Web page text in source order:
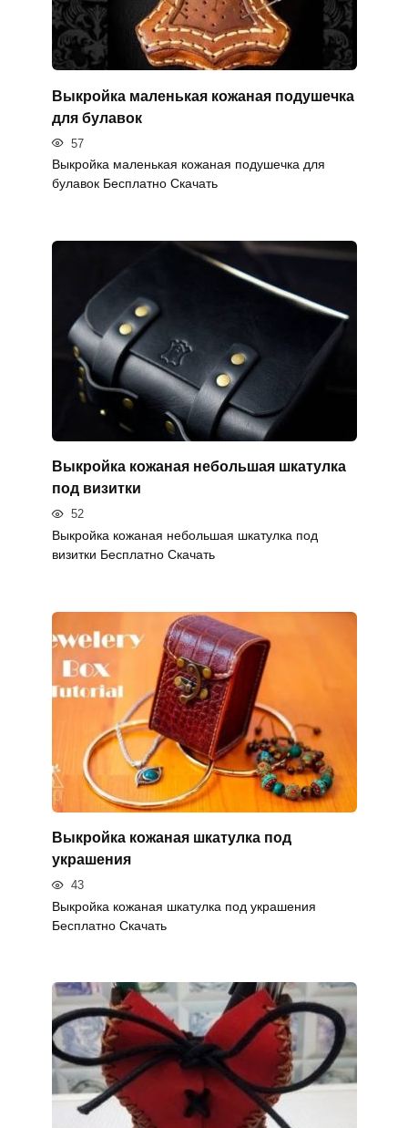
Выкройка маленькая кожаная подушечка
для булавок
57
Выкройка маленькая кожаная подушечка для
булавок Бесплатно Скачать
Выкройка кожаная небольшая шкатулка
под визитки
52
Выкройка кожаная небольшая шкатулка под
визитки Бесплатно Скачать
Выкройка кожаная шкатулка под
украшения
43
Выкройка кожаная шкатулка под украшения
Бесплатно Скачать